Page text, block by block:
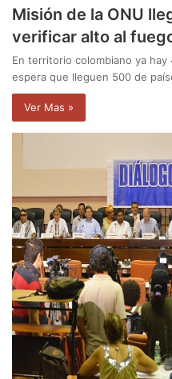
Misión de la ONU
verificar alto al
En territorio colombiano ya
espera que lleguen 500 de
Ver Mas »